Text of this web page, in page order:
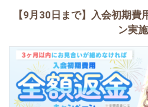
【9月30日まで】入会初期
ン実施